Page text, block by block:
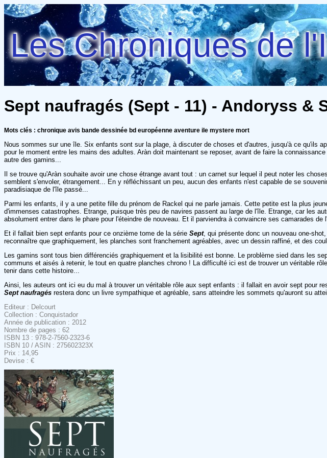
Les Chroniques de
Sept naufragés (Sept - 11) - Andoryss &
Mots clés : chronique avis bande dessinée bd européenne aventure ile mystere mort
Nous sommes sur une île. Six enfants sont sur la plage, à discuter de choses et d'autres, jusqu'à ce qu'ils
pour le moment entre les mains des adultes. Aràn doit maintenant se reposer, avant de faire la
autre des gamins...
Il se trouve qu'Aràn souhaite avoir une chose étrange avant tout : un carnet sur lequel il peut noter les
semblent s'envoler, étrangement... En y réfléchissant un peu, aucun des enfants n'est capable de se
paradisiaque de l'île passé...
Parmi les enfants, il y a une petite fille du prénom de Rackel qui ne parle jamais. Cette petite est la plus
d'immenses catastrophes. Etrange, puisque très peu de navires passent au large de l'île. Etrange, car les
absolument entrer dans le phare pour l'éteindre de nouveau. Et il parviendra à convaincre ses camarades de
Et il fallait bien sept enfants pour ce onzième tome de la série Sept, qui présente donc un nouveau one-
reconnaître que graphiquement, les planches sont franchement agréables, avec un dessin raffiné, et des
Les gamins sont tous bien différenciés graphiquement et la lisibilité est bonne. Le problème sied dans les
communs et aisés à retenir, le tout en quatre planches chrono ! La difficulté ici est de trouver un véritable
tenir dans cette histoire...
Ainsi, les auteurs ont ici eu du mal à trouver un véritable rôle aux sept enfants : il fallait en avoir sept pour
Sept naufragés restera donc un livre sympathique et agréable, sans atteindre les sommets qu'auront su
Editeur : Delcourt
Collection : Conquistador
Année de publication : 2012
Nombre de pages : 62
ISBN 13 : 978-2-7560-2323-6
ISBN 10 / ASIN : 275602323X
Prix : 14,95
Devise : €